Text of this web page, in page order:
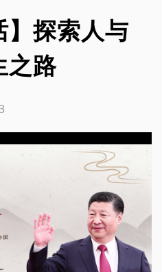
】探索人与
之路